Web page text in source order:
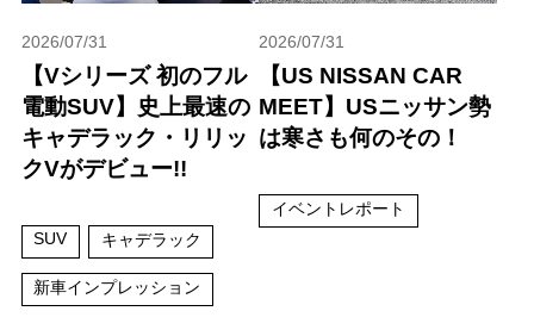
2026/07/31
【Vシリーズ 初のフル
電動SUV】史上最速の
キャデラック・リリッ
クVがデビュー!!
SUV キャデラック
新車インプレッション
2026/07/31
【US NISSAN CAR
MEET】USニッサン勢
は寒さも何のその！
イベントレポート